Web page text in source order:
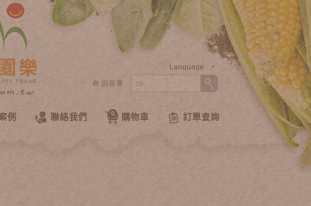
例 聯絡我們 購物車
0 訂單查詢
回首頁
Language